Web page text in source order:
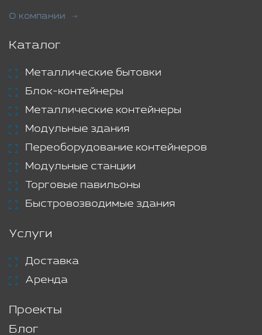
О компании
Каталог
Металлические бытовки
Блок-контейнеры
Металлические контейнеры
Модульные здания
Переоборудование контейнеров
Модульные станции
Торговые павильоны
Быстровозводимые здания
Услуги
Доставка
Аренда
Проекты
Блог